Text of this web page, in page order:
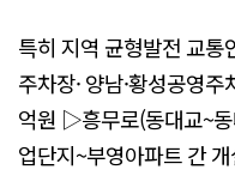
특히 지역 균형발전 교
주차장· 양남·황성공영
억원 ▷흥무로(동대교~
업단지~부영아파트 간